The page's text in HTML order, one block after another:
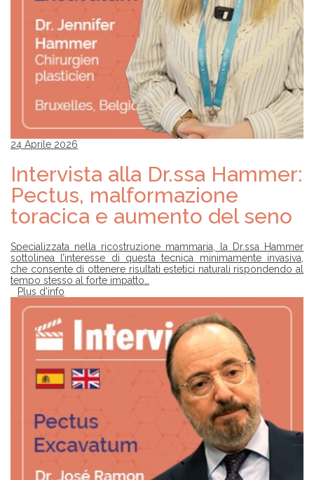
V
A
R
U
N
C
H
I
R
R
G
O
24 Aprile 2026
Intervista alla Dr.ssa Hammer:
Pectus, malformazione
toracica e aumento del seno
Specializzata nella ricostruzione mammaria, la Dr.ssa Hammer
sottolinea l’interesse di questa tecnica minimamente invasiva,
che consente di ottenere risultati estetici naturali rispondendo al
tempo stesso al forte impatto…
Plus d'info